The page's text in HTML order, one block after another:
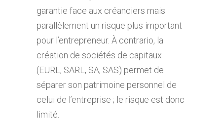
garantie face aux créanciers mais
parallèlement un risque plus important
pour l’entrepreneur. À contrario, la
création de sociétés de capitaux
(EURL, SARL, SA, SAS) permet de
séparer son patrimoine personnel de
celui de l’entreprise ; le risque est donc
limité.